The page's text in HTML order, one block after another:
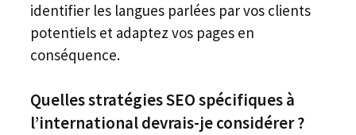
identifier les langues parlées par vos clients
potentiels et adaptez vos pages en
conséquence.
Quelles stratégies SEO spécifiques à
l’international devrais-je considérer ?